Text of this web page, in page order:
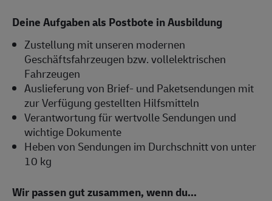
Deine Aufgaben als Postbote in Ausbildung
Zustellung mit unseren modernen
Geschäftsfahrzeugen bzw. vollelektrischen
Fahrzeugen
Auslieferung von Brief- und Paketsendungen mit
zur Verfügung gestellten Hilfsmitteln
Verantwortung für wertvolle Sendungen und
wichtige Dokumente
Heben von Sendungen im Durchschnitt von unter
10 kg
Wir passen gut zusammen, wenn du...